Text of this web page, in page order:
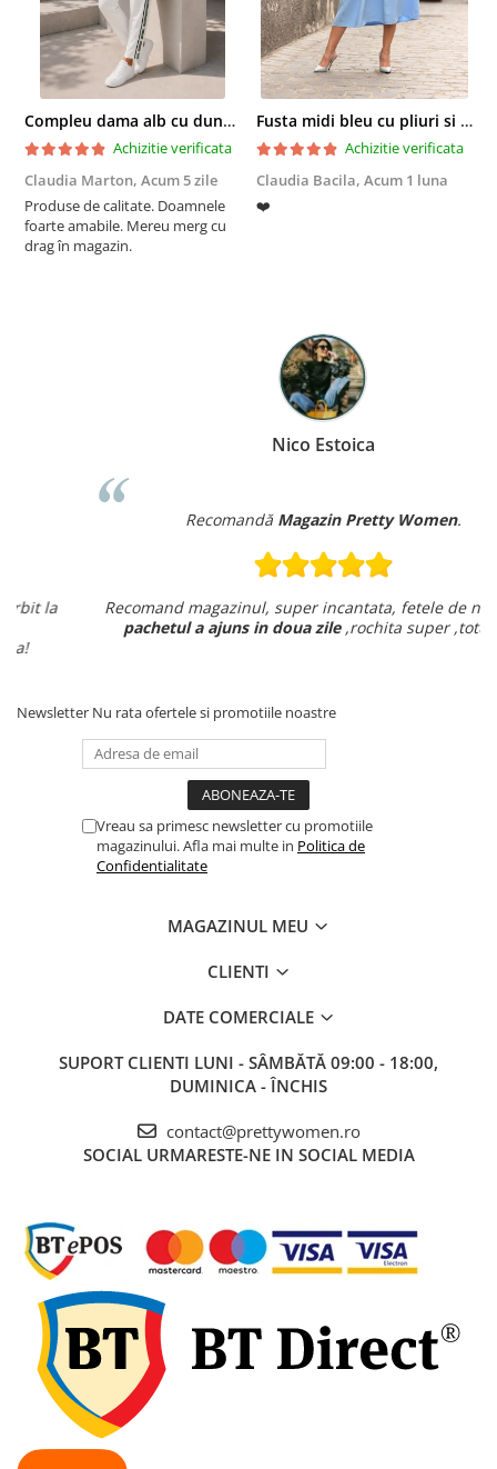
Compleu dama alb cu dungi laterale in nuante de verde si negru
Achizitie verificata
Claudia Marton, Acum 5 zile
Produse de calitate. Doamnele
foarte amabile. Mereu merg cu
drag în magazin.
Fusta midi bleu cu pliuri si buzunare
Achizitie verificata
Claudia Bacila, Acum 1 luna
❤️
Nico Estoica
RecomandăMagazin Pretty Women.
Recomand magazinul, super incantata, fetele de nota zece
pachetul a ajuns in doua zile,rochita super ,totul ok .
Newsletter Nu rata ofertele si promotiile noastre
Vreau sa primesc newsletter cu promotiile
magazinului. Afla mai multe in Politica de
Confidentialitate
MAGAZINUL MEU
CLIENTI
DATE COMERCIALE
SUPORT CLIENTI LUNI - SÂMBĂTĂ 09:00 - 18:00,
DUMINICA - ÎNCHIS
contact@prettywomen.ro
SOCIAL URMARESTE-NE IN SOCIAL MEDIA